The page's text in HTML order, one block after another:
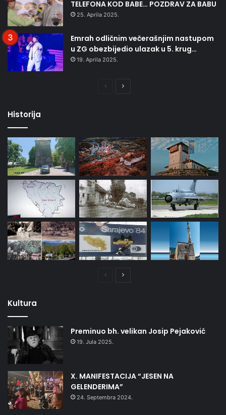
TELEFONA KOD BABE… POZDRAV ZA BABU
25. Aprila 2025.
Emrah odličnim večerašnjim nastupom
u ZG obezbijedio ulazak u 5. krug…
19. Aprila 2025.
PrethodnaNaredna
Historija
PrethodnaNaredna
Kultura
Preminuo bh. velikan Josip Pejaković
19. Jula 2025.
X. MANIFESTACIJA “JESEN NA
GELENDERIMA”
24. Septembra 2024.